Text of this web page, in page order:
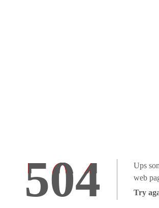
504
Ups
web
Try